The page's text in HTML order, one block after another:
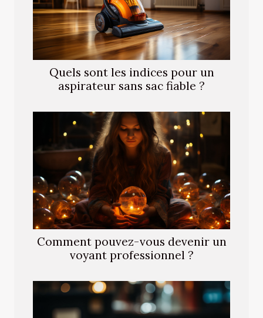
Quels sont les indices pour un
aspirateur sans sac fiable ?
Comment pouvez-vous devenir un
voyant professionnel ?